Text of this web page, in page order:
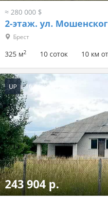
≈ 280 000 $
2-этаж. ул.
Брест
325 м2 10 соток 10 км
UP 16 часов назад
243 904 р.